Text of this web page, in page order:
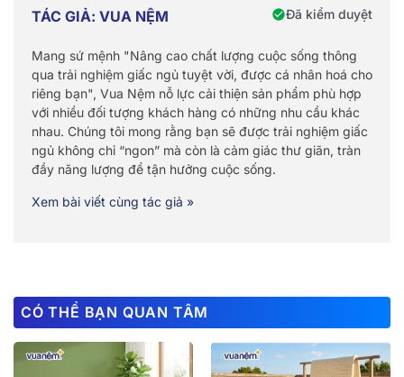
TÁC GIẢ: VUA NỆM Đã kiểm duyệt
Mang sứ mệnh "Nâng cao chất lượng cuộc sống thông
qua trải nghiệm giấc ngủ tuyệt vời, được cá nhân hoá cho
riêng bạn", Vua Nệm nỗ lực cải thiện sản phẩm phù hợp
với nhiều đối tượng khách hàng có những nhu cầu khác
nhau. Chúng tôi mong rằng bạn sẽ được trải nghiệm giấc
ngủ không chỉ “ngon” mà còn là cảm giác thư giãn, tràn
đầy năng lượng để tận hưởng cuộc sống.
Xem bài viết cùng tác giả »
CÓ THỂ BẠN QUAN TÂM